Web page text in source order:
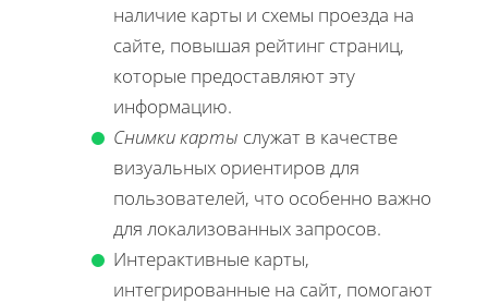
наличие карты и схемы проезда на
сайте, повышая рейтинг страниц,
которые предоставляют эту
информацию.
Снимки карты служат в качестве
визуальных ориентиров для
пользователей, что особенно важно
для локализованных запросов.
Интерактивные карты,
интегрированные на сайт, помогают